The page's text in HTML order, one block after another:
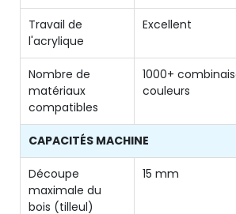
Travail de
l'acrylique
Excellent
Nombre de
matériaux
compatibles
1000+
couleurs
CAPACITÉS MACHINE
Découpe
maximale du
bois (tilleul)
15 mm